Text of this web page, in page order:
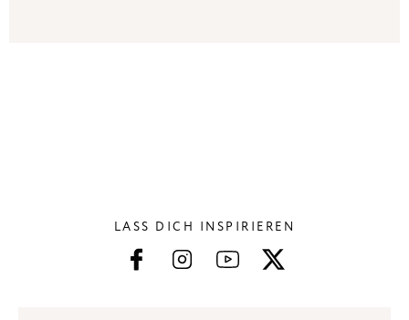
LASS DICH INSPIRIEREN